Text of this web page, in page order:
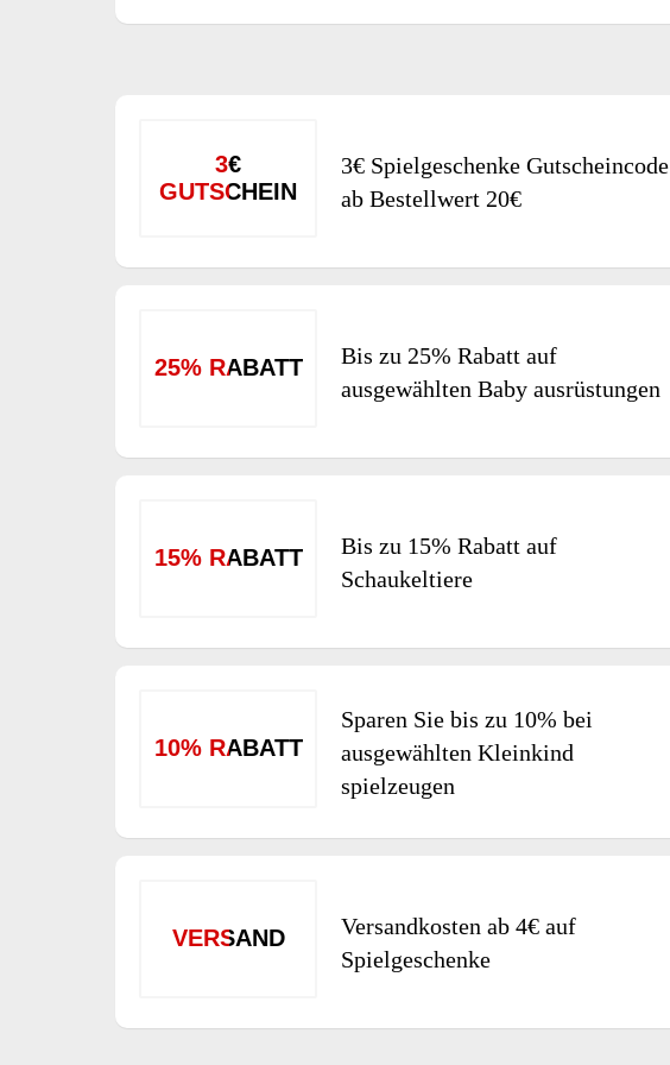
3€
GUTSCHEIN
3€ Spielgeschenke Gutscheincode
ab Bestellwert 20€
25% RABATT
Bis zu 25% Rabatt auf
ausgewählten Baby ausrüstungen
15% RABATT
Bis zu 15% Rabatt auf
Schaukeltiere
10% RABATT
Sparen Sie bis zu 10% bei
ausgewählten Kleinkind
spielzeugen
VERSAND
Versandkosten ab 4€ auf
Spielgeschenke